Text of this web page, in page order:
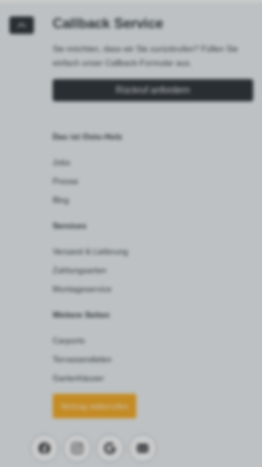
Callback Service
Sie möchten, dass wir Sie zurückrufen? Füllen Sie
einfach unser Callback-Formular aus.
Rückruf anfordern
Das ist Osto-Holz
Jobs
Presse
Blog
Services
Versand & Lieferung
Zahlungsarten
Montageservice
Weitere Seiten
Carports
Terrassendielen
Gartenhäuser
Vertrag widerrufen